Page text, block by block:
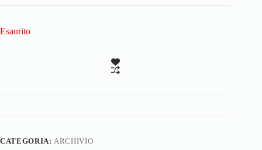
Esaurito
CATEGORIA: ARCHIVIO